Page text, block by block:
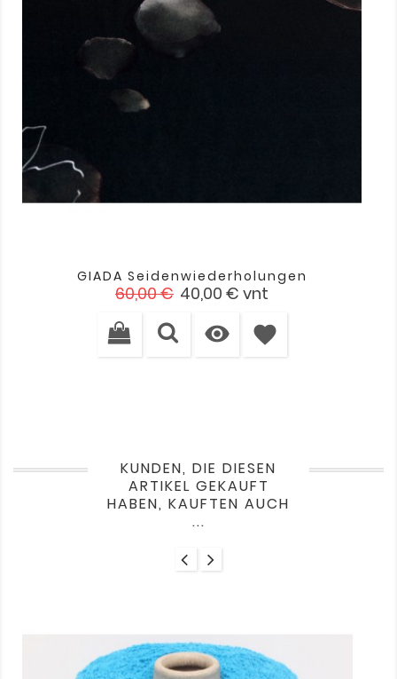
GIADA Seidenwiederholungen
Verkaufspreis
60,00 € Preis
40,00 € vnt
 favorite
KUNDEN, DIE DIESEN
ARTIKEL GEKAUFT
HABEN, KAUFTEN AUCH
...